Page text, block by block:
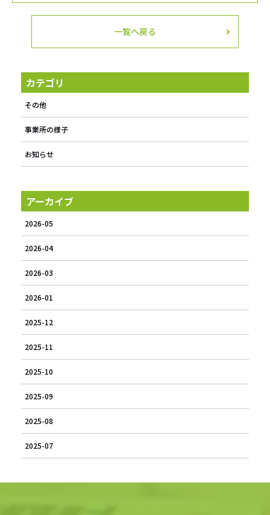
一覧へ戻る
カテゴリ
その他
事業所の様子
お知らせ
アーカイブ
2026-05
2026-04
2026-03
2026-01
2025-12
2025-11
2025-10
2025-09
2025-08
2025-07